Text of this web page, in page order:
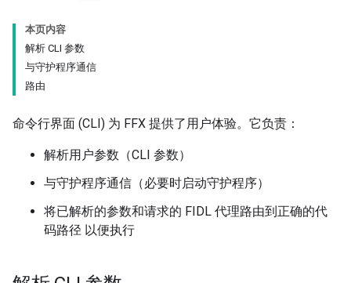
本页内容
解析 CLI 参数
与守护程序通信
路由
命令行界面 (CLI) 为 FFX 提供了用户体验。它负责：
解析用户参数（CLI 参数）
与守护程序通信（必要时启动守护程序）
将已解析的参数和请求的 FIDL 代理路由到正确的代
码路径 以便执行